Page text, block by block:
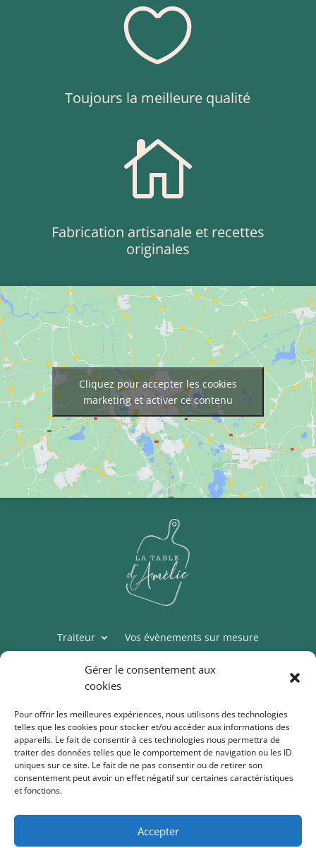
Gérer le consentement aux
cookies
Pour offrir les meilleures expériences, nous utilisons des technologies
telles que les cookies pour stocker et/ou accéder aux informations des
appareils. Le fait de consentir à ces technologies nous permettra de
traiter des données telles que le comportement de navigation ou les ID
uniques sur ce site. Le fait de ne pas consentir ou de retirer son
consentement peut avoir un effet négatif sur certaines caractéristiques
et fonctions.
Accepter

Toujours la meilleure qualité

Fabrication artisanale et recettes
originales
Cliquez pour accepter les cookies
marketing et activer ce contenu
Traiteur
Vos évènements sur mesure
Mon compte
Conditions générales de vente
Politique de cookies (UE)
Table d’Amélie
3090 Overijse, Belgique
TVA BE0766.607.232